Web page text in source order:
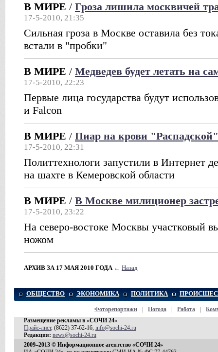
В МИРЕ / Гроза лишила москвичей
17-5-2010, 21:35
Сильная гроза в Москве оставила без
встали в "пробки"
В МИРЕ / Медведев будет летать на
17-5-2010, 22:23
Первые лица государства будут
и Falcon
В МИРЕ / Пиар на крови "Распадской"
17-5-2010, 22:31
Политтехнологи запустили в Интернет
на шахте в Кемеровской области
В МИРЕ / В Москве милиционер
17-5-2010, 23:22
На северо-востоке Москвы участковый
ножом
АРХИВ ЗА 17 МАЯ 2010 ГОДА ← Назад
ОБЩЕСТВО ЭКОНОМИКА ПОЛИТИКА
Фоторепортажи Погода Работа
Размещение рекламы в «СОЧИ 24»
Прайс-лист, (8622) 37-62-16, info@sochi-24.ru
Редакция: news@sochi-24.ru
2009–2013 © Информационное агентство «СОЧИ 24»